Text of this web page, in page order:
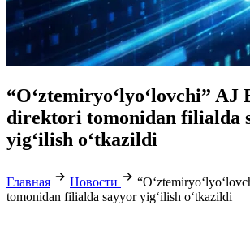
“O‘ztemiryo‘lyo‘lovchi” AJ
direktori tomonidan filialda
yig‘ilish o‘tkazildi
Главная Новости
tomonidan filialda sayyor yig‘ilish o‘tkazildi